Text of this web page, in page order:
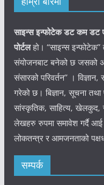
साइन्स इन्फोटेक डट कम डट
पोर्टलहो। “साइन्स इन्फोटेक”
संयोजनबाट बनेको छ जसको
संसारको परिवर्तन” ।
गरेको छ। बिज्ञान, सूचना तथा
सांस्कृतिक, साहित्य, खेलकुद,
लेखहरु रुपमा समावेश गर्दै आई
लोकतन्त्र र आमजनताको
सम्पर्क